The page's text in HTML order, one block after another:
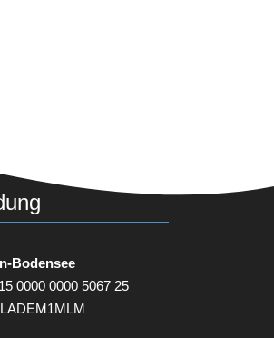
Bodensee
0000 0000 5067 25
1MLM